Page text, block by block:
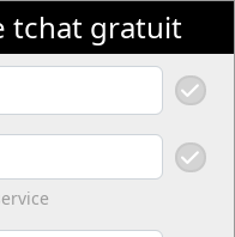
tchat gratuit